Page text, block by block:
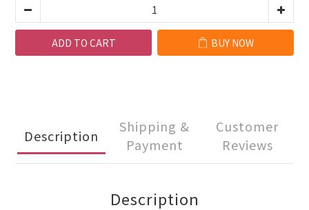
ADD TO CART BUY NOW
Description
Shipping &
Payment
Customer
Reviews
Description